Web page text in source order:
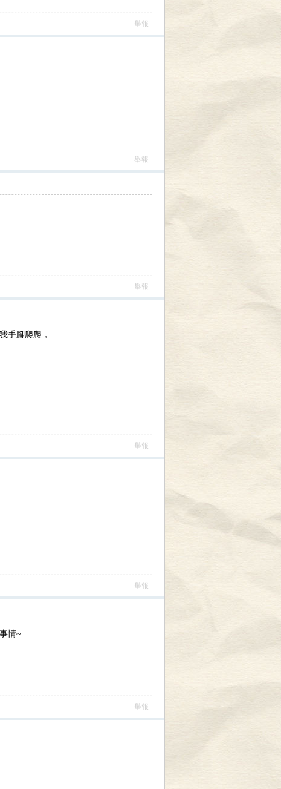
舉報
舉報
舉報
手腳爬爬，
舉報
舉報
情~
舉報